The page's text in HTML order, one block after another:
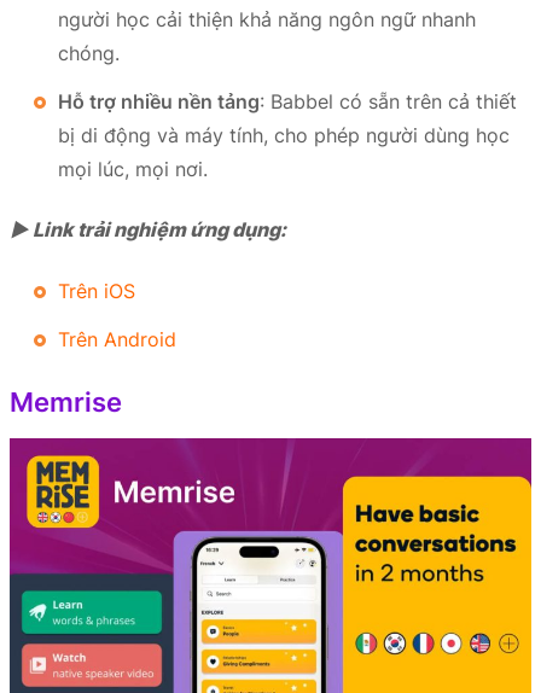
người học cải thiện khả năng ngôn ngữ nhanh
chóng.
Hỗ trợ nhiều nền tảng: Babbel có sẵn trên cả thiết
bị di động và máy tính, cho phép người dùng học
mọi lúc, mọi nơi.
► Link trải nghiệm ứng dụng:
Trên iOS
Trên Android
Memrise